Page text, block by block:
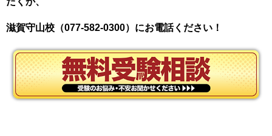
滋賀守山校（077-582-0300）にお電話ください！